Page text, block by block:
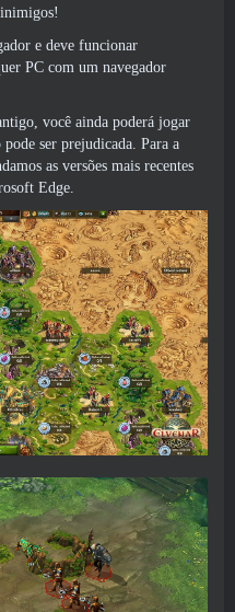
e deve funcionar
PC com um navegador
você ainda poderá jogar
ser prejudicada. Para a
as versões mais recentes
Edge.